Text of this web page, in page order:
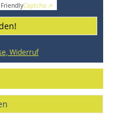
FriendlyCaptcha ⇗
Widerruf